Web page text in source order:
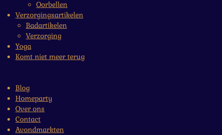
Oorbellen
Verzorgingsartikelen
Badartikelen
Verzorging
Yoga
Komt niet meer terug
Blog
Homeparty
Over ons
Contact
Avondmarkten